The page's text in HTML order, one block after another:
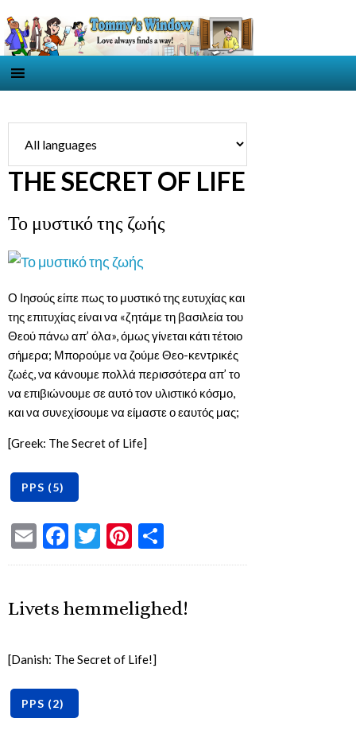
THE SECRET OF LIFE
Το μυστικό της ζωής
Ο Ιησούς είπε πως το μυστικό της ευτυχίας και
της επιτυχίας είναι να «ζητάμε τη βασιλεία του
Θεού πάνω απ’ όλα», όμως γίνεται κάτι τέτοιο
σήμερα; Μπορούμε να ζούμε Θεο-κεντρικές
ζωές, να κάνουμε πολλά περισσότερα απ’ το
να επιβιώνουμε σε αυτό τον υλιστικό κόσμο,
και να συνεχίσουμε να είμαστε ο εαυτός μας;
[Greek: The Secret of Life]
EmailFacebook
TwitterPinterest
Livets hemmelighed!
[Danish: The Secret of Life!]